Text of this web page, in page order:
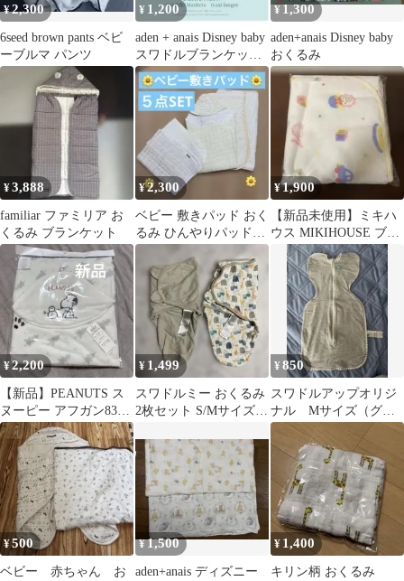
¥2,300
6seed brown pants ベビ
ーブルマ パンツ
¥ 1,200
aden + anais Disney baby
スワドルブランケット
とんすけ
¥1,300
aden+anais Disney baby
おくるみ
¥3,888
familiar ファミリア お
くるみ ブランケット
¥2,300
ベビー 敷きパッド おく
るみ ひんやりパッド５
点SET まとめ売り パッ
ト
¥1,900
【新品未使用】ミキハ
ウス MIKIHOUSE ブラ
ンケット 毛布
¥2,200
【新品】PEANUTS ス
ヌーピー アフガン83cm
おくるみ/ブランケット
¥ 1,499
スワドルミー おくるみ
2枚セット S/Mサイズ
¥850
スワドルアップオリジ
ナル Mサイズ（グレ
ー）
¥500
ベビー 赤ちゃん お
¥1,500
aden+anais ディズニー
¥ 1,400
キリン柄 おくるみ